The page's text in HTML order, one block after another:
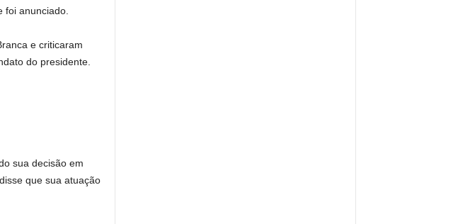
foi anunciado.
e criticaram
do presidente.
sua decisão em
que sua atuação